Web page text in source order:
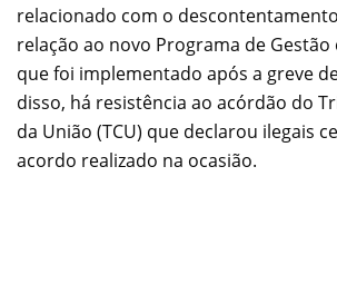
relacionado com o
relação ao novo Programa de Gestão
que foi implementado após a greve
disso, há resistência ao acórdão do
da União (TCU) que declarou ilegais
acordo realizado na ocasião.